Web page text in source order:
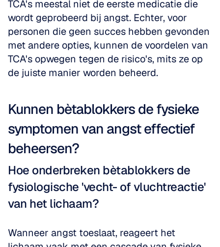
TCA's meestal niet de eerste medicatie die
wordt geprobeerd bij angst. Echter, voor
personen die geen succes hebben gevonden
met andere opties, kunnen de voordelen van
TCA's opwegen tegen de risico's, mits ze op
de juiste manier worden beheerd.
Kunnen bètablokkers de fysieke
symptomen van angst effectief
beheersen?
Hoe onderbreken bètablokkers de
fysiologische 'vecht- of vluchtreactie'
van het lichaam?
Wanneer angst toeslaat, reageert het